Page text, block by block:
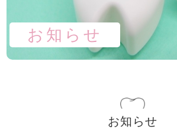
お知らせ
お知らせ